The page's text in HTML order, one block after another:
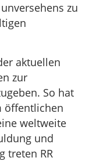
zu
aktuellen
zur
So hat
öffentlichen
weltweite
und
treten RR